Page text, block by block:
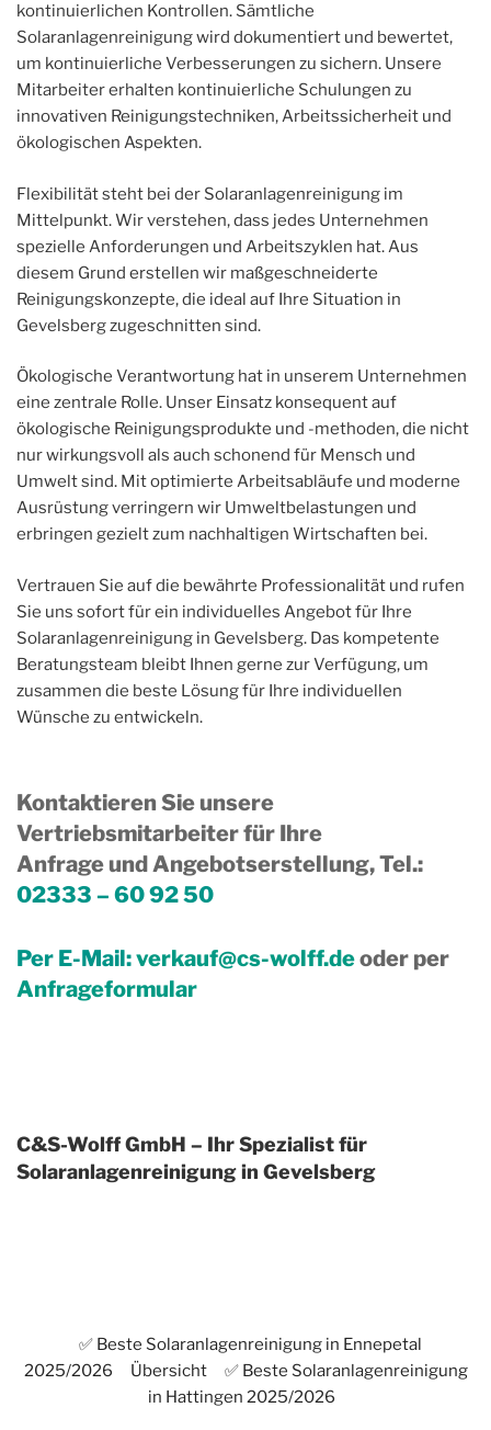
kontinuierlichen Kontrollen. Sämtliche
Solaranlagenreinigung wird dokumentiert und bewertet,
um kontinuierliche Verbesserungen zu sichern. Unsere
Mitarbeiter erhalten kontinuierliche Schulungen zu
innovativen Reinigungstechniken, Arbeitssicherheit und
ökologischen Aspekten.
Flexibilität steht bei der Solaranlagenreinigung im
Mittelpunkt. Wir verstehen, dass jedes Unternehmen
spezielle Anforderungen und Arbeitszyklen hat. Aus
diesem Grund erstellen wir maßgeschneiderte
Reinigungskonzepte, die ideal auf Ihre Situation in
Gevelsberg zugeschnitten sind.
Ökologische Verantwortung hat in unserem Unternehmen
eine zentrale Rolle. Unser Einsatz konsequent auf
ökologische Reinigungsprodukte und -methoden, die nicht
nur wirkungsvoll als auch schonend für Mensch und
Umwelt sind. Mit optimierte Arbeitsabläufe und moderne
Ausrüstung verringern wir Umweltbelastungen und
erbringen gezielt zum nachhaltigen Wirtschaften bei.
Vertrauen Sie auf die bewährte Professionalität und rufen
Sie uns sofort für ein individuelles Angebot für Ihre
Solaranlagenreinigung in Gevelsberg. Das kompetente
Beratungsteam bleibt Ihnen gerne zur Verfügung, um
zusammen die beste Lösung für Ihre individuellen
Wünsche zu entwickeln.
Kontaktieren Sie unsere
Vertriebsmitarbeiter für Ihre
Anfrage und Angebotserstellung, Tel.:
02333 – 60 92 50
Per E-Mail:verkauf@cs-wolff.deoder per
Anfrageformular
C&S-Wolff GmbH – Ihr Spezialist für
Solaranlagenreinigung in Gevelsberg
✅ Beste Solaranlagenreinigung in Ennepetal
2025/2026
Übersicht
✅ Beste Solaranlagenreinigung
in Hattingen 2025/2026